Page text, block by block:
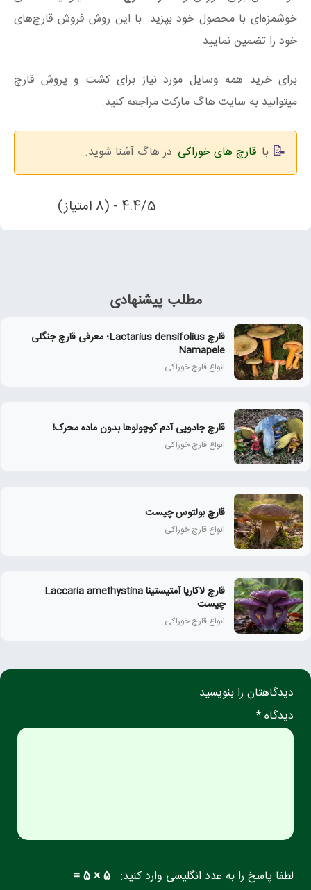
خوشمزه‌ای با محصول خود بپزید. با این روش فروش قارچ‌های
خود را تضمین نمایید.
برای خرید همه وسایل مورد نیاز برای کشت و پروش قارچ
میتوانید به سایت هاگ مارکت مراجعه کنید.
با قارچ های خوراکی در هاگ آشنا شوید.
4.4/5 - (8 امتیاز)
مطلب پیشنهادی
قارچ Lactarius densifolius؛ معرفی قارچ جنگلی
Namapele
انواع قارچ خوراکی
قارچ جادویی آدم کوچولوها بدون ماده محرک!
انواع قارچ خوراکی
قارچ بولتوس چیست
انواع قارچ خوراکی
قارچ لاکاریا آمتیستینا Laccaria amethystina
چیست
انواع قارچ خوراکی
دیدگاهتان را بنویسید
دیدگاه *
لطفا پاسخ را به عدد انگلیسی وارد کنید: 5 × 5 =